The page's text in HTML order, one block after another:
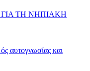
ΤΗ ΝΗΠΙΑΚΗ
αυτογνωσίας και